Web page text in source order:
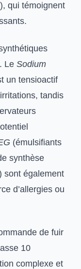
qui témoignent
Le Sodium
un tensioactif
tandis
(émulsifiants
synthèse
sont également
d’allergies ou
de fuir
10
complexe et